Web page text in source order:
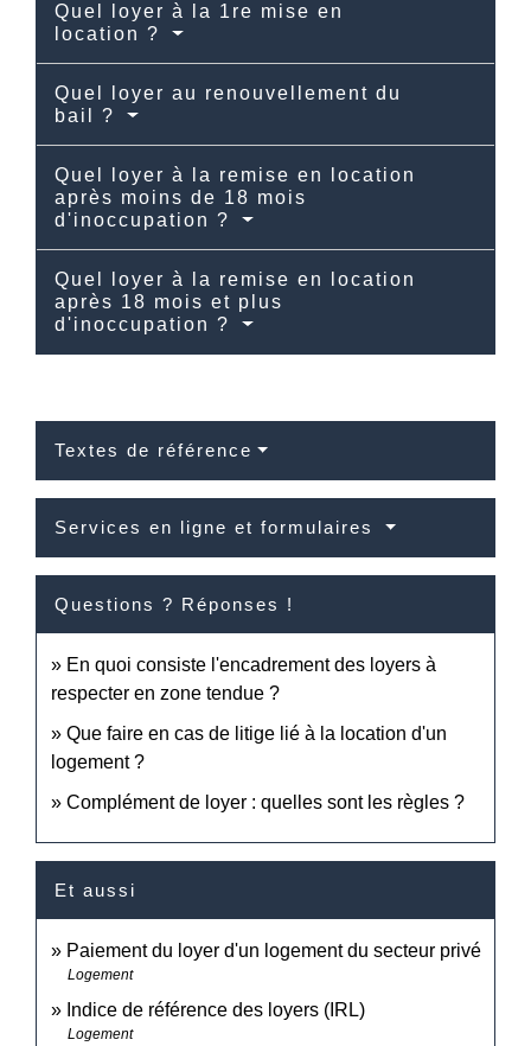
Quel loyer à la 1re mise en
location ?
Quel loyer au renouvellement du
bail ?
Quel loyer à la remise en location
après moins de 18 mois
d'inoccupation ?
Quel loyer à la remise en location
après 18 mois et plus
d'inoccupation ?
Textes de référence
Services en ligne et formulaires
Questions ? Réponses !
En quoi consiste l'encadrement des loyers à
respecter en zone tendue ?
Que faire en cas de litige lié à la location d'un
logement ?
Complément de loyer : quelles sont les règles ?
Et aussi
Paiement du loyer d'un logement du secteur privé
Logement
Indice de référence des loyers (IRL)
Logement